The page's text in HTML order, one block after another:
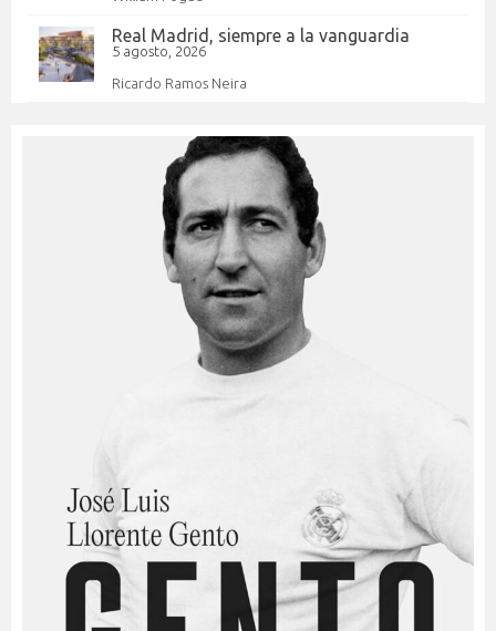
Real Madrid, siempre a la vanguardia
5 agosto, 2026
Ricardo Ramos Neira